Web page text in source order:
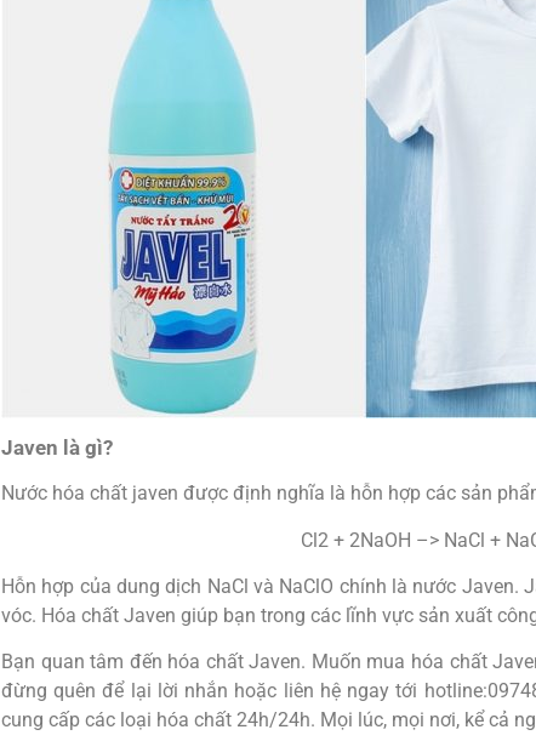
Javen là gì?
Nước hóa chất javen được định nghĩa là hỗn hợp các sản
Cl2 + 2NaOH –> NaCl +
Hỗn hợp của dung dịch NaCl và NaClO chính là nước Javen.
vóc. Hóa chất Javen giúp bạn trong các lĩnh vực sản xuất
Bạn quan tâm đến hóa chất Javen. Muốn mua hóa chất
đừng quên để lại lời nhắn hoặc liên hệ ngay tới
cung cấp các loại hóa chất 24h/24h. Mọi lúc, mọi nơi, kể cả